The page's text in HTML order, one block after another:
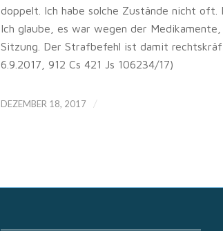
doppelt. Ich habe solche Zustände nicht oft.
Ich glaube, es war wegen der
Sitzung. Der Strafbefehl ist damit
6.9.2017, 912 Cs 421 Js 106234/17)
DEZEMBER 18, 2017 /